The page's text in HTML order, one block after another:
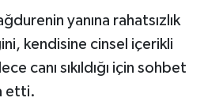
yanına rahatsızlık
kendisine cinsel içerikli
canı sıkıldığı için sohbet
etti.